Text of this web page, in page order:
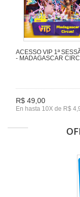
ACESSO VIP 1ª
- MADAGASCAR
R$ 49,00
En hasta 10X de R$